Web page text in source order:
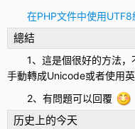
在PHP文件中使用UTF8
總結
1、這是個很好的方法
手動轉成Unicode或者使用
2、有問題可以回覆
历史上的今天